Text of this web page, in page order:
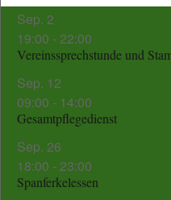
Sep. 2
19:00 -22:00
Vereinssprechstunde und
Sep. 12
09:00 - 14:00
Gesamtpflegedienst
Sep. 26
18:00 -23:00
Spanferkelessen